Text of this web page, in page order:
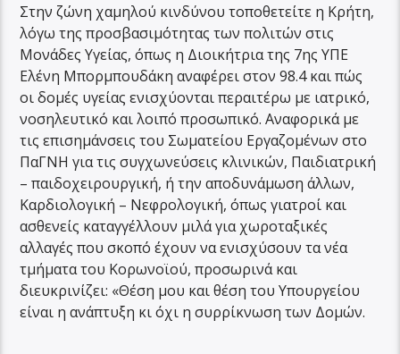
Στην ζώνη χαμηλού κινδύνου τοποθετείτε η Κρήτη,
λόγω της προσβασιμότητας των πολιτών στις
Μονάδες Υγείας, όπως η Διοικήτρια της 7ης ΥΠΕ
Ελένη Μπορμπουδάκη αναφέρει στον 98.4 και πώς
οι δομές υγείας ενισχύονται περαιτέρω με ιατρικό,
νοσηλευτικό και λοιπό προσωπικό. Αναφορικά με
τις επισημάνσεις του Σωματείου Εργαζομένων στο
ΠαΓΝΗ για τις συγχωνεύσεις κλινικών, Παιδιατρική
– παιδοχειρουργική, ή την αποδυνάμωση άλλων,
Καρδιολογική – Νεφρολογική, όπως γιατροί και
ασθενείς καταγγέλλουν μιλά για χωροταξικές
αλλαγές που σκοπό έχουν να ενισχύσουν τα νέα
τμήματα του Κορωνοϊού, προσωρινά και
διευκρινίζει: «Θέση μου και θέση του Υπουργείου
είναι η ανάπτυξη κι όχι η συρρίκνωση των Δομών.